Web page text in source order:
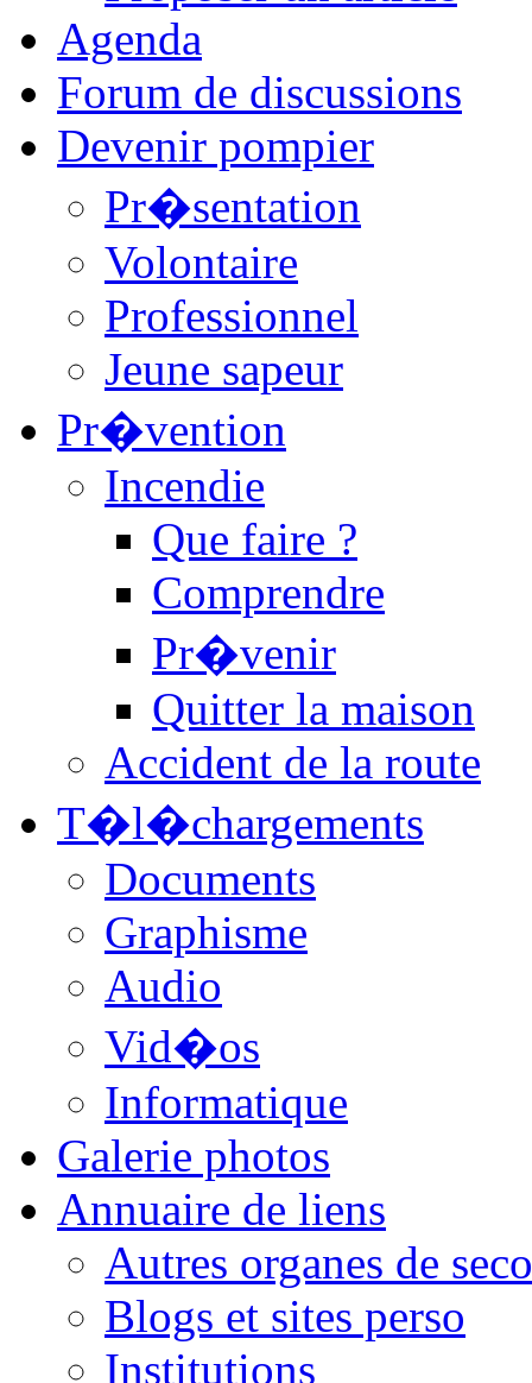
Agenda
Forum de discussions
Devenir pompier
Pr�sentation
Volontaire
Professionnel
Jeune sapeur
Pr�vention
Incendie
Que faire ?
Comprendre
Pr�venir
Quitter la maison
Accident de la route
T�l�chargements
Documents
Graphisme
Audio
Vid�os
Informatique
Galerie photos
Annuaire de liens
Autres organes de
Blogs et sites perso
Institutions